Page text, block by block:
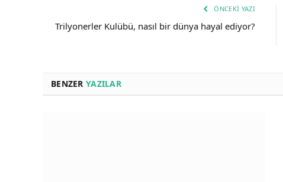
ÖNCEKI YAZI
Trilyonerler Kulübü, nasıl bir dünya hayal ediyor?
BENZER YAZILAR